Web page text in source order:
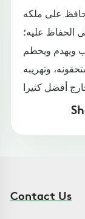
على ملكه
الحفاظ عليه؛
ويهدم ويحطم
وتهريبه
Contact Us